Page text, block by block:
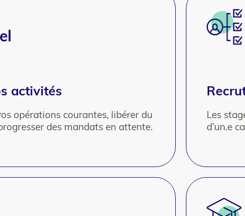
activités
opérations courantes, libérer du
des mandats en attente.
Les
d’un.e